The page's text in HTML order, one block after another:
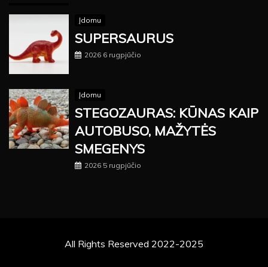
Įdomu
SUPERSAURUS
2026 6 rugpjūčio
Įdomu
STEGOZAURAS: KŪNAS KAIP
AUTOBUSO, MAŽYTĖS
SMEGENYS
2026 5 rugpjūčio
All Rights Reserved 2022-2025